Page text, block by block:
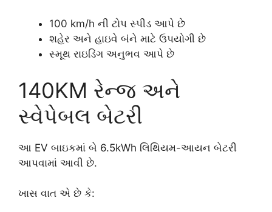
100 km/h ની ટોપ સ્પીડ આપે છે
શહેર અને હાઇવે બંને માટે ઉપયોગી છે
સ્મૂથ રાઇડિંગ અનુભવ આપે છે
140KM રેન્જ અને
સ્વેપેબલ બેટરી
આ EV બાઇકમાં બે 6.5kWh લિથિયમ-આયન બેટરી
આપવામાં આવી છે.
ખાસ વાત એ છે કે: